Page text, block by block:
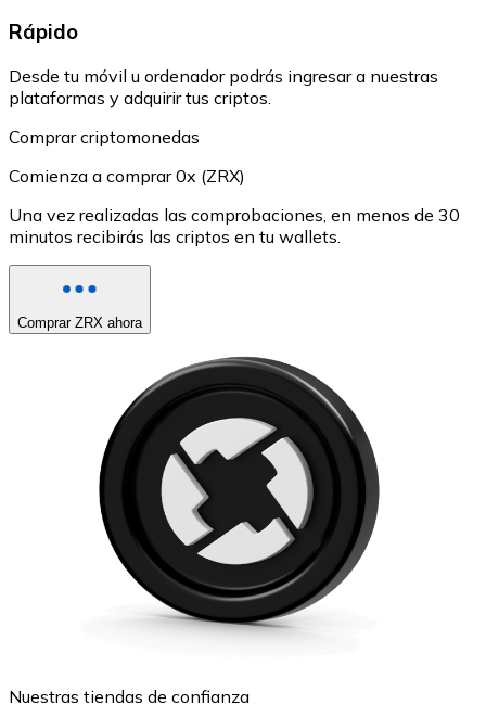
Rápido
Desde tu móvil u ordenador podrás ingresar a nuestras
plataformas y adquirir tus criptos.
Comprar criptomonedas
Comienza a comprar 0x (ZRX)
Una vez realizadas las comprobaciones, en menos de 30
minutos recibirás las criptos en tu wallets.
Comprar ZRX ahora
Nuestras tiendas de confianza